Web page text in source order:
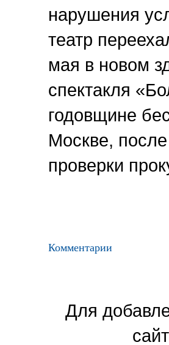
нарушения
театр
мая в новом
спектакля
годовщине
Москве,
проверки
Комментарии
Для